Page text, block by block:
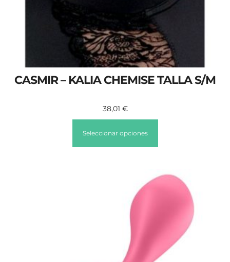
CASMIR – KALIA CHEMISE TALLA S/M
38,01 €
Seleccionar opciones